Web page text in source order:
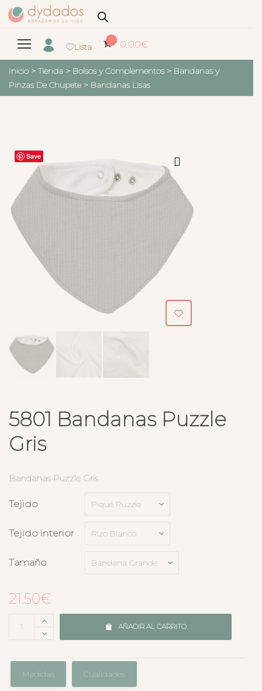
Lista
0 0.00€
Inicio > Tienda > Bolsos y Complementos > Bandanas y
Pinzas De Chupete > Bandanas Lisas
Save
5801 Bandanas Puzzle
Gris
Bandanas Puzzle Gris
Tejido
Tejido interior
Tamaño
21.50€
AÑADIR AL CARRITO
Medidas Cualidades